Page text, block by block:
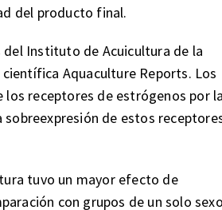
del producto final.
Instituto de Acuicultura de la
Aquaculture Reports. Los
receptores de estrógenos por la
de estos
tuvo un mayor efecto de
con grupos de un solo